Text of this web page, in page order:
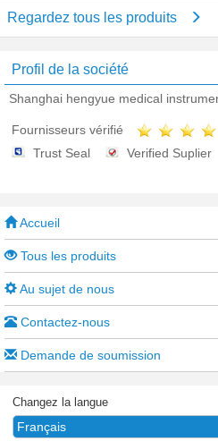
Regardez tous les produits
Profil de la société
Shanghai hengyue medical
Fournisseurs vérifié
Trust Seal
Verified Suplier
Accueil
Tous les produits
Au sujet de nous
Contactez-nous
Demande de soumission
Changez la langue